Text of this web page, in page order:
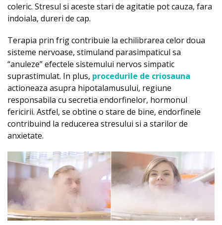
coleric. Stresul si aceste stari de agitatie pot cauza, fara
indoiala, dureri de cap.
Terapia prin frig contribuie la echilibrarea celor doua
sisteme nervoase, stimuland parasimpaticul sa
“anuleze” efectele sistemului nervos simpatic
suprastimulat. In plus, procedurile de criosauna
actioneaza asupra hipotalamusului, regiune
responsabila cu secretia endorfinelor, hormonul
fericirii. Astfel, se obtine o stare de bine, endorfinele
contribuind la reducerea stresului si a starilor de
anxietate.